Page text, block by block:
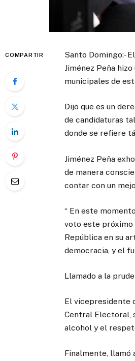
COMPARTIR
Santo Domingo:-
Jiménez Peña
municipales de
Dijo que es un
de candidaturas
donde se refiere
Jiménez Peña
de manera
contar con un
“ En este
voto este
República en su
democracia, y el
Llamado a la
El vicepresidente
Central Electoral,
alcohol y el
Finalmente, llamó